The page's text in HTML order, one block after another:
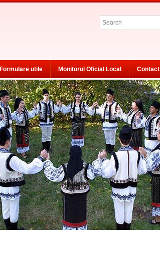
Search
Formulare utile Monitorul Oficial Local Contact